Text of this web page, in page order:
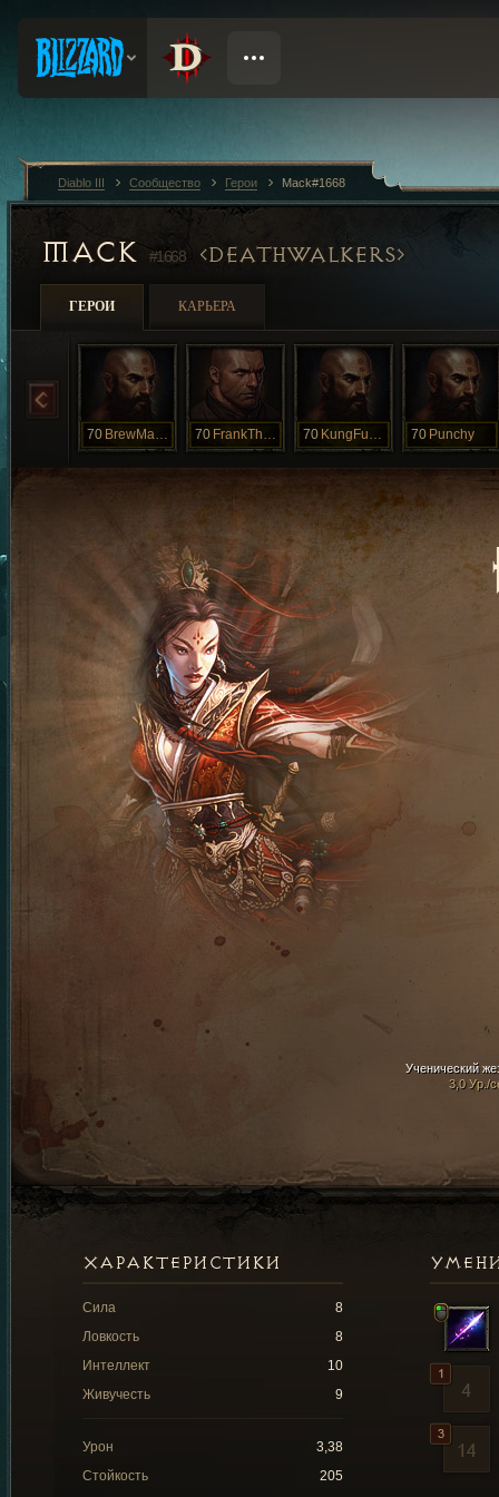
MACK #1668 DEATHWALKERS
ГЕРОИ КАРЬЕРА
70 BrewMaster 70 FrankTheTank 70 KungFuMan 70 Punchy
Ученический
3,0 Ур./
ХАРАКТЕРИСТИКИ
Сила
8
Ловкость
8
Интеллект
10
Живучесть
9
Урон
3,38
Стойкость
205
Diablo III Сообщество Герои Mack#1668